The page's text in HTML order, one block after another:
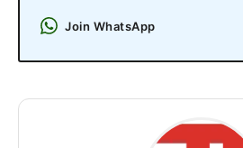
Join WhatsApp